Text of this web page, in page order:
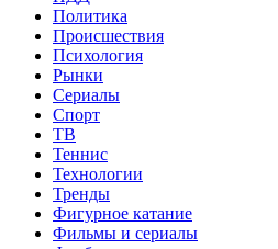
Политика
Происшествия
Психология
Рынки
Сериалы
Спорт
ТВ
Теннис
Технологии
Тренды
Фигурное катание
Фильмы и сериалы